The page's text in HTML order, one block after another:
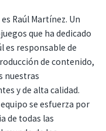
Raúl Martínez. Un
que ha dedicado
es responsable de
de contenido,
nuestras
y de alta calidad.
se esfuerza por
de todas las